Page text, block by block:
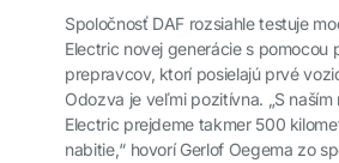
Spoločnosť DAF rozsiahle testuje
Electric novej generácie s pomocou
prepravcov, ktorí posielajú prvé
Odozva je veľmi pozitívna. „S naším
Electric prejdeme takmer 500
nabitie,“ hovorí Gerlof Oegema zo